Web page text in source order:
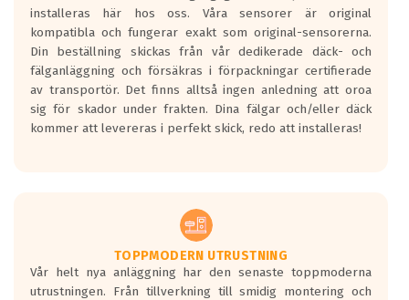
minst tre decibel tystare än det
regelverk som börjar gälla 2016.
installeras här hos oss. Våra sensorer är original
kompatibla och fungerar exakt som original-sensorerna.
Din beställning skickas från vår dedikerade däck- och
fälganläggning och försäkras i förpackningar certifierade
av transportör. Det finns alltså ingen anledning att oroa
sig för skador under frakten. Dina fälgar och/eller däck
kommer att levereras i perfekt skick, redo att installeras!
TOPPMODERN UTRUSTNING
Vår helt nya anläggning har den senaste toppmoderna
utrustningen. Från tillverkning till smidig montering och